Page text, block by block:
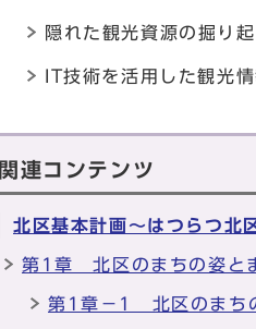
隠れた観光資源の掘り
IT技術を活用した観光
関連コンテンツ
北区基本計画～はつらつ北
第1章 北区のまちの姿と
第1章－1 北区のまち